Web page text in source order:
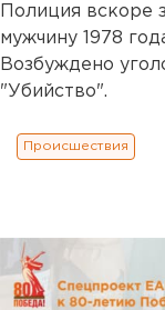
Полиция вскоре
мужчину 1978
Возбуждено
"Убийство".
Происшествия